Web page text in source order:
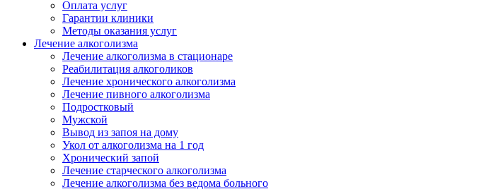
Оплата услуг
Гарантии клиники
Методы оказания услуг
Лечение алкоголизма
Лечение алкоголизма в стационаре
Реабилитация алкоголиков
Лечение хронического алкоголизма
Лечение пивного алкоголизма
Подростковый
Мужской
Вывод из запоя на дому
Укол от алкоголизма на 1 год
Хронический запой
Лечение старческого алкоголизма
Лечение алкоголизма без ведома больного